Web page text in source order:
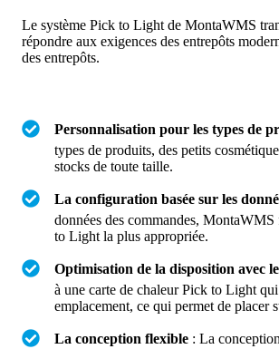
Le système Pick to Light de MontaWMS
répondre aux exigences des entrepôts
des entrepôts.
Personnalisation pour les types de
types de produits, des petits
stocks de toute taille.
La configuration basée sur les
données des commandes,
to Light la plus appropriée.
Optimisation de la disposition avec
à une carte de chaleur Pick to Light
emplacement, ce qui permet de placer
La conception flexible : La